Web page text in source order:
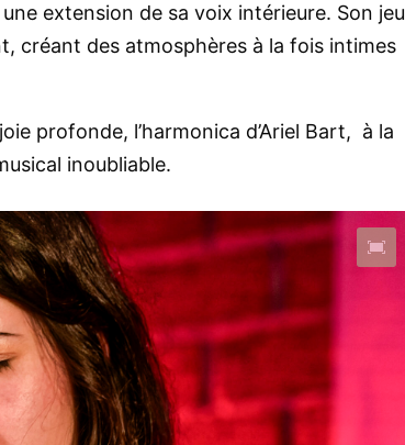
extension de sa voix intérieure. Son jeu
créant des atmosphères à la fois intimes
profonde, l’harmonica d’Ariel Bart, à la
inoubliable.